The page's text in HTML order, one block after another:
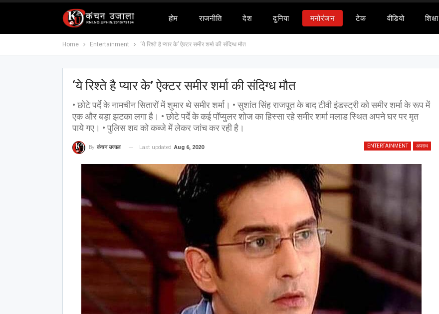
होम राजनीति देश दुनिया मनोरंजन टेक वीडियो शिक्षा
Home Entertainment ‘ये रिश्ते है प्यार के’ ऐक्टर समीर शर्मा की संदिग्ध मौत
‘ये रिश्ते है प्यार के’ ऐक्टर समीर शर्मा की संदिग्ध मौत
• छोटे पर्दे के नामचीन सितारों में शुमार थे समीर शर्मा। • सुशांत सिंह राजपूत के बाद टीवी इंडस्ट्री को समीर शर्मा के रूप में
एक और बड़ा झटका लगा है। • छोटे पर्दे के कई पॉप्युलर शोज का हिस्सा रहे समीर शर्मा मलाड स्थित अपने घर पर मृत
पाये गए। • पुलिस शव को कब्जे में लेकर जांच कर रही है।
ENTERTAINMENT अपराध
By कंचन उजाला Last updated Aug 6, 2020